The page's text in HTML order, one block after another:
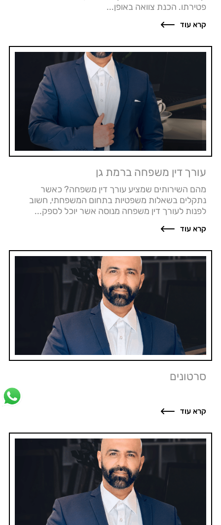
פטירתו. הכנת צוואה באופן...
קרא עוד
עורך דין משפחה ברמת גן
מהם השירותים שמציע עורך דין משפחה? כאשר
נתקלים בשאלות משפטיות בתחום המשפחתי, חשוב
לפנות לעורך דין משפחה מנוסה אשר יוכל לספק...
קרא עוד
סרטונים
קרא עוד